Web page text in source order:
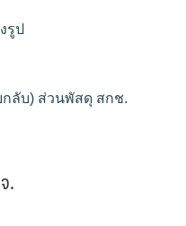
รูป
ลับ) ส่วนพัสดุ สกช.
.